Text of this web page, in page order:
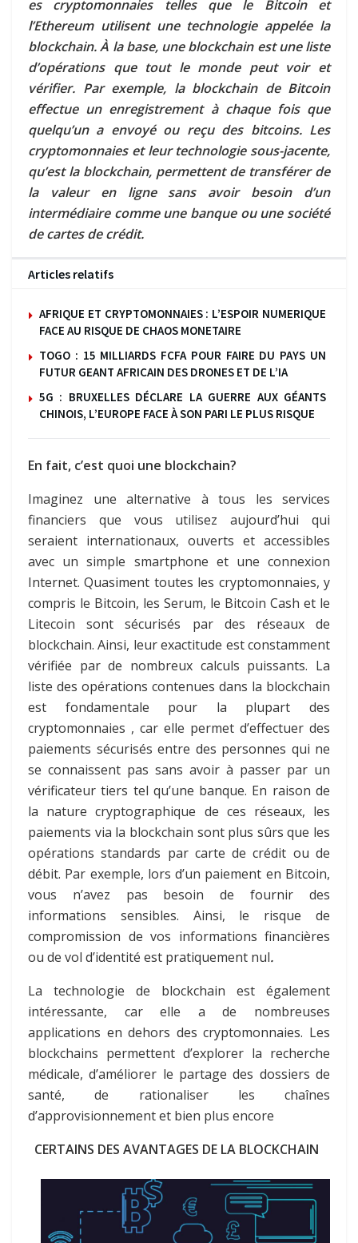
es cryptomonnaies telles que le Bitcoin et
l’Ethereum utilisent une technologie appelée la
blockchain. À la base, une blockchain est une liste
d’opérations que tout le monde peut voir et
vérifier. Par exemple, la blockchain de Bitcoin
effectue un enregistrement à chaque fois que
quelqu’un a envoyé ou reçu des bitcoins. Les
cryptomonnaies et leur technologie sous-jacente,
qu’est la blockchain, permettent de transférer de
la valeur en ligne sans avoir besoin d’un
intermédiaire comme une banque ou une société
de cartes de crédit.
Articles relatifs
AFRIQUE ET CRYPTOMONNAIES : L’ESPOIR NUMERIQUE
FACE AU RISQUE DE CHAOS MONETAIRE
TOGO : 15 MILLIARDS FCFA POUR FAIRE DU PAYS UN
FUTUR GEANT AFRICAIN DES DRONES ET DE L’IA
5G : BRUXELLES DÉCLARE LA GUERRE AUX GÉANTS
CHINOIS, L’EUROPE FACE À SON PARI LE PLUS RISQUE
En fait, c’est quoi une blockchain?
Imaginez une alternative à tous les services
financiers que vous utilisez aujourd’hui qui
seraient internationaux, ouverts et accessibles
avec un simple smartphone et une connexion
Internet. Quasiment toutes les cryptomonnaies, y
compris le Bitcoin, les Serum, le Bitcoin Cash et le
Litecoin sont sécurisés par des réseaux de
blockchain. Ainsi, leur exactitude est constamment
vérifiée par de nombreux calculs puissants. La
liste des opérations contenues dans la blockchain
est fondamentale pour la plupart des
cryptomonnaies , car elle permet d’effectuer des
paiements sécurisés entre des personnes qui ne
se connaissent pas sans avoir à passer par un
vérificateur tiers tel qu’une banque. En raison de
la nature cryptographique de ces réseaux, les
paiements via la blockchain sont plus sûrs que les
opérations standards par carte de crédit ou de
débit. Par exemple, lors d’un paiement en Bitcoin,
vous n’avez pas besoin de fournir des
informations sensibles. Ainsi, le risque de
compromission de vos informations financières
ou de vol d’identité est pratiquement nul.
La technologie de blockchain est également
intéressante, car elle a de nombreuses
applications en dehors des cryptomonnaies. Les
blockchains permettent d’explorer la recherche
médicale, d’améliorer le partage des dossiers de
santé, de rationaliser les chaînes
d’approvisionnement et bien plus encore
CERTAINS DES AVANTAGES DE LA BLOCKCHAIN